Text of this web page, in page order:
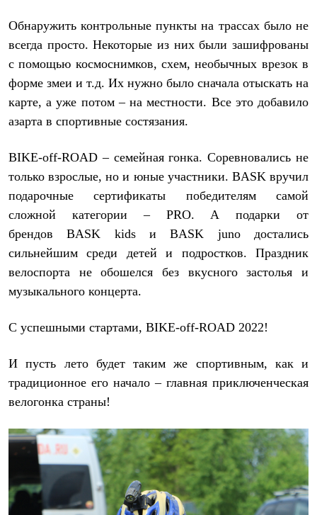
Женская одежда
Утепленная пухом
Куртки
Брюки
Утепленная синтетикой
Куртки
Штормовая одежда
Софтшелл одежда
Брюки
Лёгкая одежда
Футболки
Толстовки
Брюки
Теплое термобелье
Среднее термобелье
Куртки
Детская одежда
Утепленная пухом
Комбинезоны
Комбинезоны
Куртки
Лёгкая одежда
Футболки
Толстовки
Обнаружить контрольные пункты на трассах было не
всегда просто. Некоторые из них были зашифрованы
с помощью космоснимков, схем, необычных врезок в
форме змеи и т.д. Их нужно было сначала отыскать на
карте, а уже потом – на местности. Все это добавило
азарта в спортивные состязания.
BIKE-off-ROAD – семейная гонка. Соревновались не
только взрослые, но и юные участники. BASK вручил
подарочные сертификаты победителям самой
сложной категории –
PRO. А подарки от
брендов
BASK kids и BASK juno
достались
сильнейшим среди детей и подростков. Праздник
велоспорта не обошелся без вкусного застолья и
музыкального концерта.
С успешными стартами, BIKE-off-ROAD 2022!
И пусть лето будет таким же спортивным, как и
традиционное его начало – главная приключенческая
велогонка страны!